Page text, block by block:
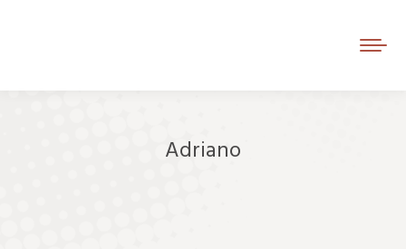
Adriano